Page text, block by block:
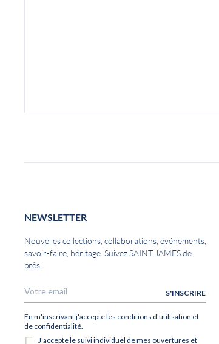
NEWSLETTER
Nouvelles collections, collaborations, événements,
savoir-faire, héritage. Suivez SAINT JAMES de
près.